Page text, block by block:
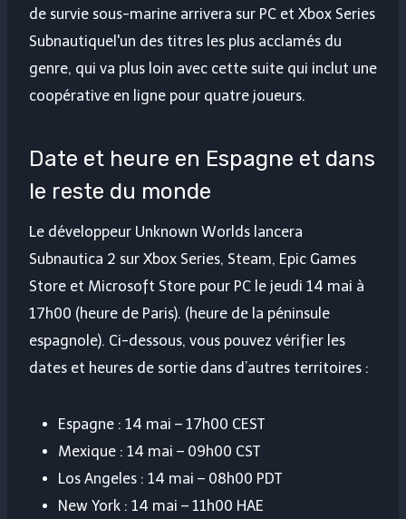
de survie sous-marine arrivera sur PC et Xbox Series
Subnautique l'un des titres les plus acclamés du
genre, qui va plus loin avec cette suite qui inclut une
coopérative en ligne pour quatre joueurs.
Date et heure en Espagne et dans
le reste du monde
Le développeur Unknown Worlds lancera
Subnautica 2 sur Xbox Series, Steam, Epic Games
Store et Microsoft Store pour PC le jeudi 14 mai à
17h00 (heure de Paris). (heure de la péninsule
espagnole). Ci-dessous, vous pouvez vérifier les
dates et heures de sortie dans d’autres territoires :
Espagne : 14 mai – 17h00 CEST
Mexique : 14 mai – 09h00 CST
Los Angeles : 14 mai – 08h00 PDT
New York : 14 mai – 11h00 HAE